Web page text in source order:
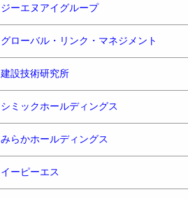
ジーエヌアイグループ
グローバル・リンク・マネジメント
建設技術研究所
シミックホールディングス
みらかホールディングス
イーピーエス